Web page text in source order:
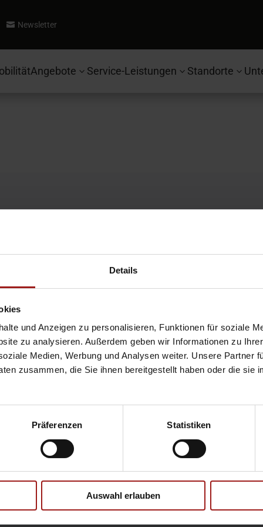
Details
und Anzeigen zu personalisieren, Funktionen für soziale
zu analysieren. Außerdem geben wir Informationen zu
Medien, Werbung und Analysen weiter. Unsere Partner
zusammen, die Sie ihnen bereitgestellt haben oder die sie
Präferenzen Statistiken
Auswahl erlauben
 Newsletter
Angebote 3 Service-Leistungen 3 Standorte 3
Ford
Opel
Ebbinghaus Ford Store – Bochum
Ebbinghaus in Hamm
Datenschutzerklärung|